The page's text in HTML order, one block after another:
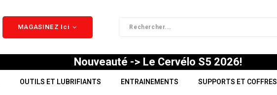
MAGASINEZ Ici
Nouveauté -> Le Cervélo S5 2026!
OUTILS ET LUBRIFIANTS ENTRAINEMENTS SUPPORTS ET COFFRES